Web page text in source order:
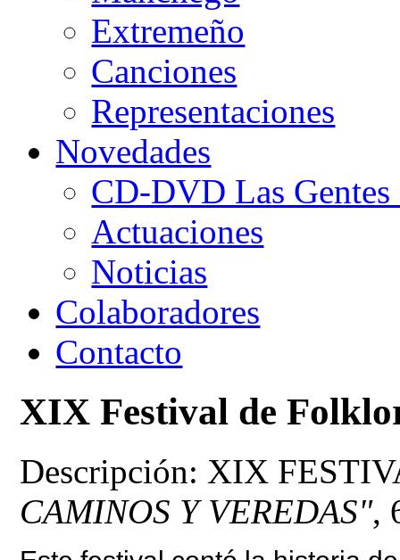
Extremeño
Canciones
Representaciones
Novedades
CD-DVD Las Gentes
Actuaciones
Noticias
Colaboradores
Contacto
XIX Festival de
Descripción: XIX
CAMINOS Y VEREDAS",